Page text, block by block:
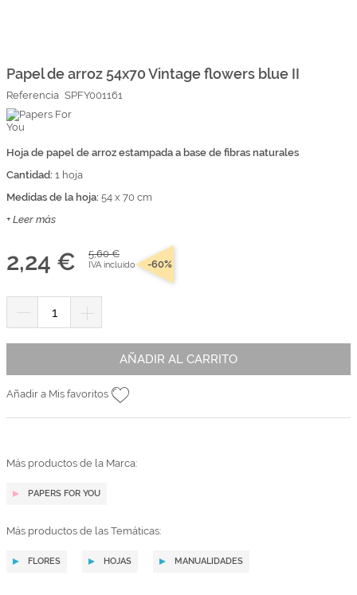
Top Ventas
Iniciar sesión/Regístrate
Somos Kimidori
comienzo
la
galería
de
imágenes
Papel de arroz 54x70 Vintage flowers blue II
Referencia SPFY001161
Hoja de papel de arroz estampada a base de fibras naturales
Cantidad: 1 hoja
Medidas de la hoja: 54 x 70 cm
+ Leer más
2,24 € 5,60 €
IVA incluido -60%
AÑADIR AL CARRITO
Añadir a Mis favoritos
Más productos de la Marca:
PAPERS FOR YOU
Más productos de las Temáticas:
FLORES HOJAS MANUALIDADES